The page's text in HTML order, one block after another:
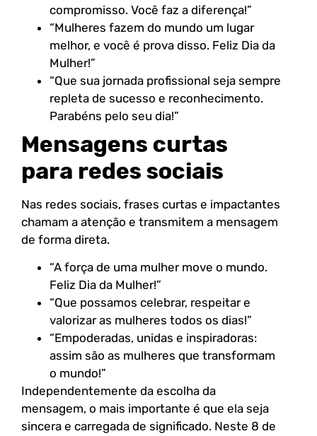
compromisso. Você faz a diferença!”
“Mulheres fazem do mundo um lugar
melhor, e você é prova disso. Feliz Dia da
Mulher!”
“Que sua jornada profissional seja sempre
repleta de sucesso e reconhecimento.
Parabéns pelo seu dia!”
Mensagens curtas
para redes sociais
Nas redes sociais, frases curtas e impactantes
chamam a atenção e transmitem a mensagem
de forma direta.
“A força de uma mulher move o mundo.
Feliz Dia da Mulher!”
“Que possamos celebrar, respeitar e
valorizar as mulheres todos os dias!”
“Empoderadas, unidas e inspiradoras:
assim são as mulheres que transformam
o mundo!”
Independentemente da escolha da
mensagem, o mais importante é que ela seja
sincera e carregada de significado. Neste 8 de